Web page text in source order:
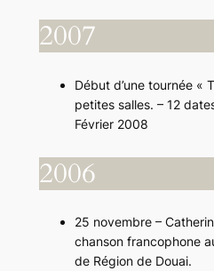
2007
Début d’une tournée «
petites salles. – 12
Février 2008
2006
25 novembre –
chanson francophone
de Région de Douai.